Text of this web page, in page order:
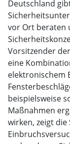
Deutschland
vor Ort beraten
Vorsitzender
eine
elektronischem
beispielsweise
Maßnahmen
wirken, zeigt